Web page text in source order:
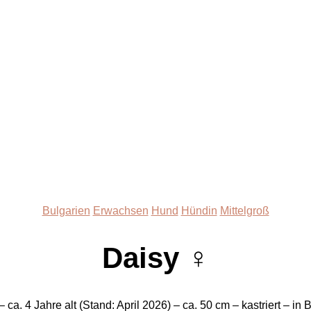
Kategorien
Bulgarien Erwachsen Hund Hündin Mittelgroß
Daisy ♀
ca. 4 Jahre alt (Stand: April 2026) – ca. 50 cm – kastriert – in